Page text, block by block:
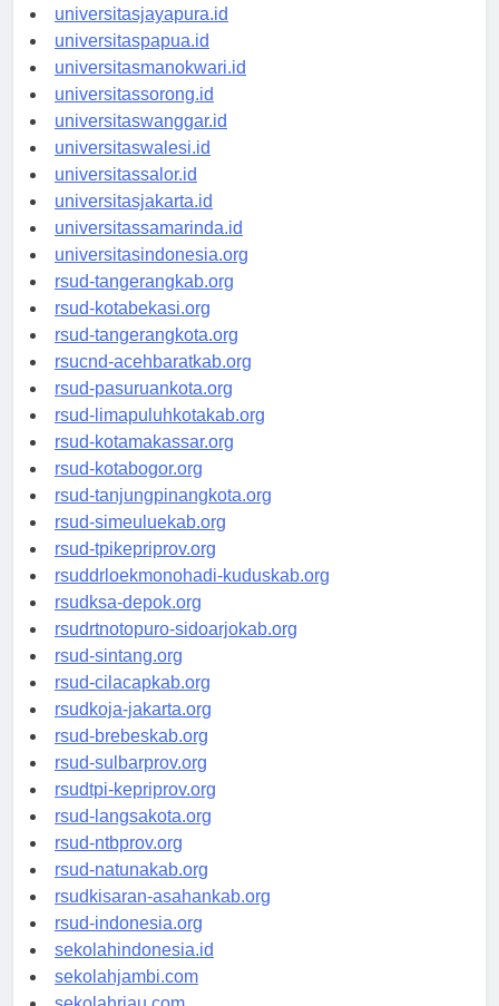
universitasjayapura.id
universitaspapua.id
universitasmanokwari.id
universitassorong.id
universitaswanggar.id
universitaswalesi.id
universitassalor.id
universitasjakarta.id
universitassamarinda.id
universitasindonesia.org
rsud-tangerangkab.org
rsud-kotabekasi.org
rsud-tangerangkota.org
rsucnd-acehbaratkab.org
rsud-pasuruankota.org
rsud-limapuluhkotakab.org
rsud-kotamakassar.org
rsud-kotabogor.org
rsud-tanjungpinangkota.org
rsud-simeuluekab.org
rsud-tpikepriprov.org
rsuddrloekmonohadi-kuduskab.org
rsudksa-depok.org
rsudrtnotopuro-sidoarjokab.org
rsud-sintang.org
rsud-cilacapkab.org
rsudkoja-jakarta.org
rsud-brebeskab.org
rsud-sulbarprov.org
rsudtpi-kepriprov.org
rsud-langsakota.org
rsud-ntbprov.org
rsud-natunakab.org
rsudkisaran-asahankab.org
rsud-indonesia.org
sekolahindonesia.id
sekolahjambi.com